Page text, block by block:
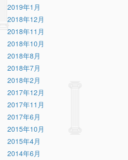
2019年1月
2018年12月
2018年11月
2018年10月
2018年8月
2018年7月
2018年2月
2017年12月
2017年11月
2017年6月
2015年10月
2015年4月
2014年6月